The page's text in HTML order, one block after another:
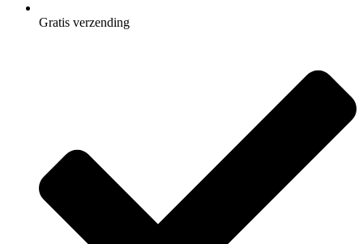
Gratis verzending